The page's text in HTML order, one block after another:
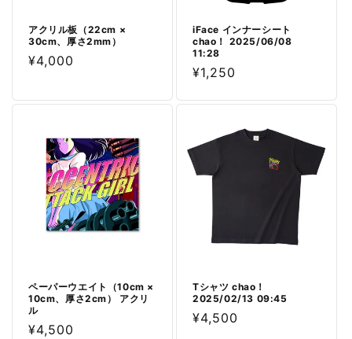
アクリル板（22cm ×
30cm、厚さ2mm）
通
価
¥4,000
iFace インナーシート
chao！ 2025/06/08
11:28
通
¥1,250
ペーパーウエイト（10cm ×
10cm、厚さ2cm） アクリ
ル
通
¥4,500
Tシャツ chao！
2025/02/13 09:45
通
¥4,500